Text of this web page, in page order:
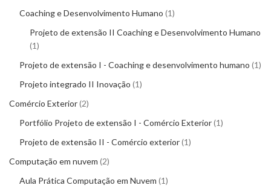
Coaching e Desenvolvimento Humano 1
Projeto de extensão II Coaching e Desenvolvimento Humano
1
Projeto de extensão I - Coaching e desenvolvimento humano 1
Projeto integrado II Inovação 1
Comércio Exterior 2
Portfólio Projeto de extensão I - Comércio Exterior 1
Projeto de extensão II - Comércio exterior 1
Computação em nuvem 2
Aula Prática Computação em Nuvem 1